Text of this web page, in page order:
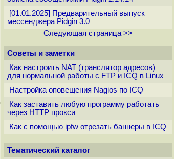
[01.01.2025] Предварительный выпуск
мессенджера Pidgin 3.0
Следующая страница >>
Советы и заметки
Как настроить NAT (транслятор адресов)
для нормальной работы с FTP и ICQ в Linux
Настройка оповещения Nagios по ICQ
Как заставить любую программу работать
через HTTP прокси
Как с помощью ipfw отрезать баннеры в ICQ
Тематический каталог